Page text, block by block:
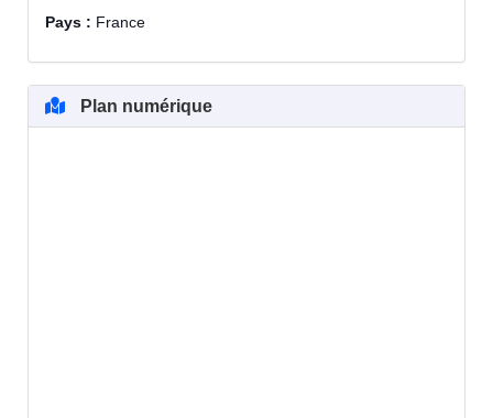
Pays : France
Plan numérique